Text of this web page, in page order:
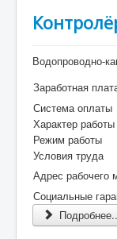
Водопроводно-
Заработная
Система оплаты
Характер работы
Режим работы
Условия труда
Адрес рабочего
Социальные